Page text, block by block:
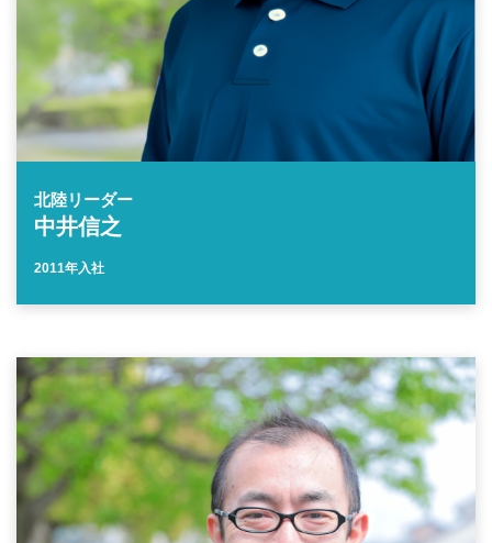
北陸リーダー
中井信之
2011年入社